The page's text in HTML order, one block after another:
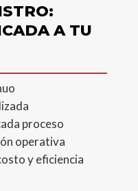
A TU
proceso
operativa
y eficiencia